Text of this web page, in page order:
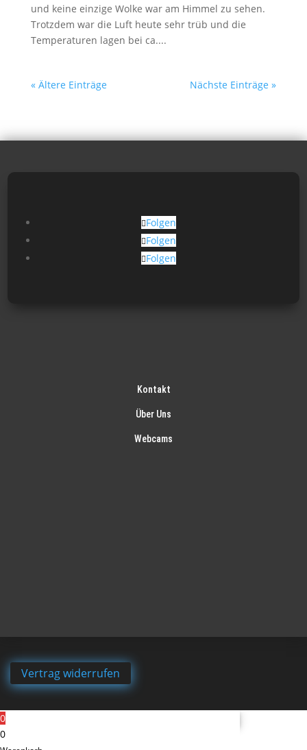
und keine einzige Wolke war am Himmel zu sehen.
Trotzdem war die Luft heute sehr trüb und die
Temperaturen lagen bei ca....
« Ältere Einträge Nächste Einträge »
Folgen
Folgen
Folgen
Kontakt
Über Uns
Webcams
Vertrag widerrufen
0
0